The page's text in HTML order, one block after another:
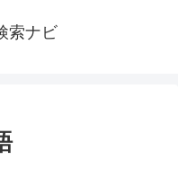
索ナビ